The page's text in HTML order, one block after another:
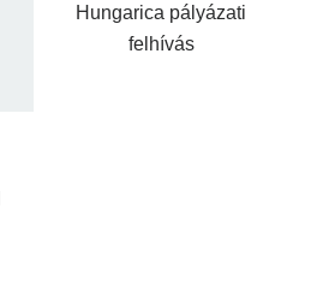
Hungarica pályázati
felhívás